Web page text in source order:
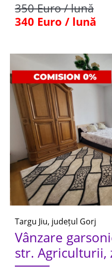
350 Euro / lună
340 Euro / lună
Targu Jiu, județul Gorj
Vânzare
str. Agriculturii,